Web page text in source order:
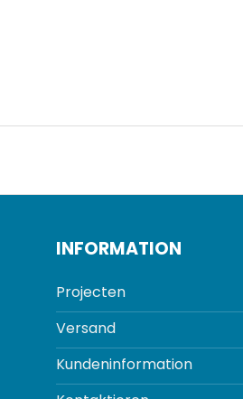
INFORMATION
Projecten
Versand
Kundeninformation